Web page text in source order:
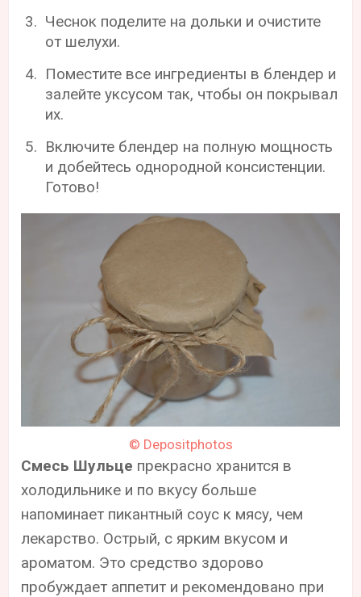
Чеснок поделите на дольки и очистите
от шелухи.
Поместите все ингредиенты в блендер и
залейте уксусом так, чтобы он покрывал
их.
Включите блендер на полную мощность
и добейтесь однородной консистенции.
Готово!
© Depositphotos
Смесь Шульце прекрасно хранится в
холодильнике и по вкусу больше
напоминает пикантный соус к мясу, чем
лекарство. Острый, с ярким вкусом и
ароматом. Это средство здорово
пробуждает аппетит и рекомендовано при